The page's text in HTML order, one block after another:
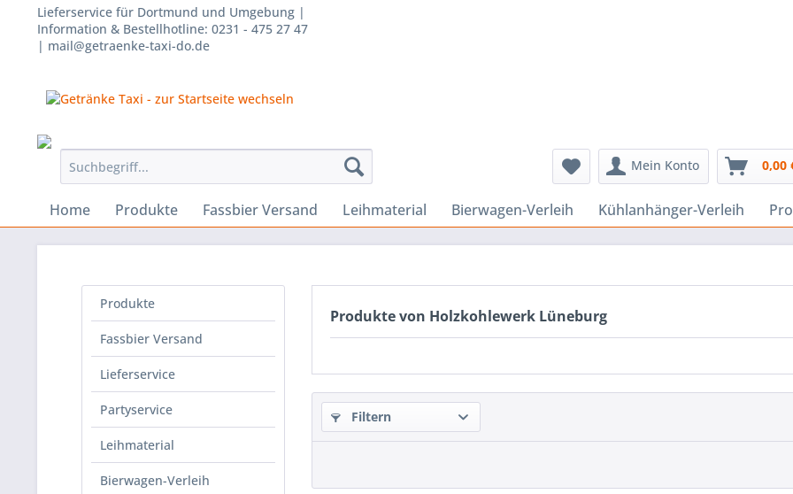
Lieferservice für Dortmund und Umgebung |
Information & Bestellhotline: 0231 - 475 27 47
| mail@getraenke-taxi-do.de
Mein Konto 0,00
Home Produkte Fassbier Versand Leihmaterial Bierwagen-Verleih Kühlanhänger-Verleih
Produkte
Fassbier Versand
Lieferservice
Partyservice
Leihmaterial
Bierwagen-Verleih
Produkte von Holzkohlewerk Lüneburg
Filtern